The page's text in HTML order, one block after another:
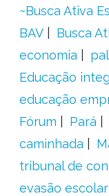
~Busca Ativa
BAV
Busca
economia
Educação
educação
Fórum
Pará
caminhada
tribunal de
evasão escolar